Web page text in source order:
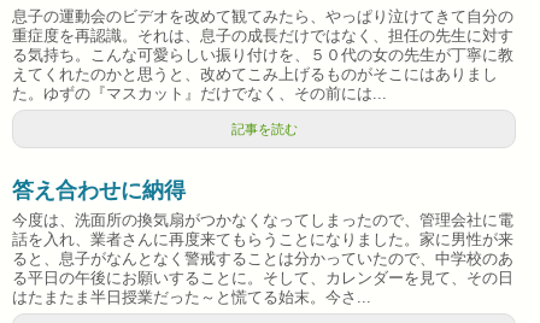
息子の運動会のビデオを改めて観てみたら、やっぱり泣けてきて自分の
重症度を再認識。それは、息子の成長だけではなく、担任の先生に対す
る気持ち。こんな可愛らしい振り付けを、５０代の女の先生が丁寧に教
えてくれたのかと思うと、改めてこみ上げるものがそこにはありまし
た。ゆずの『マスカット』だけでなく、その前には...
記事を読む
答え合わせに納得
今度は、洗面所の換気扇がつかなくなってしまったので、管理会社に電
話を入れ、業者さんに再度来てもらうことになりました。家に男性が来
ると、息子がなんとなく警戒することは分かっていたので、中学校のあ
る平日の午後にお願いすることに。そして、カレンダーを見て、その日
はたまたま半日授業だった～と慌てる始末。今さ...